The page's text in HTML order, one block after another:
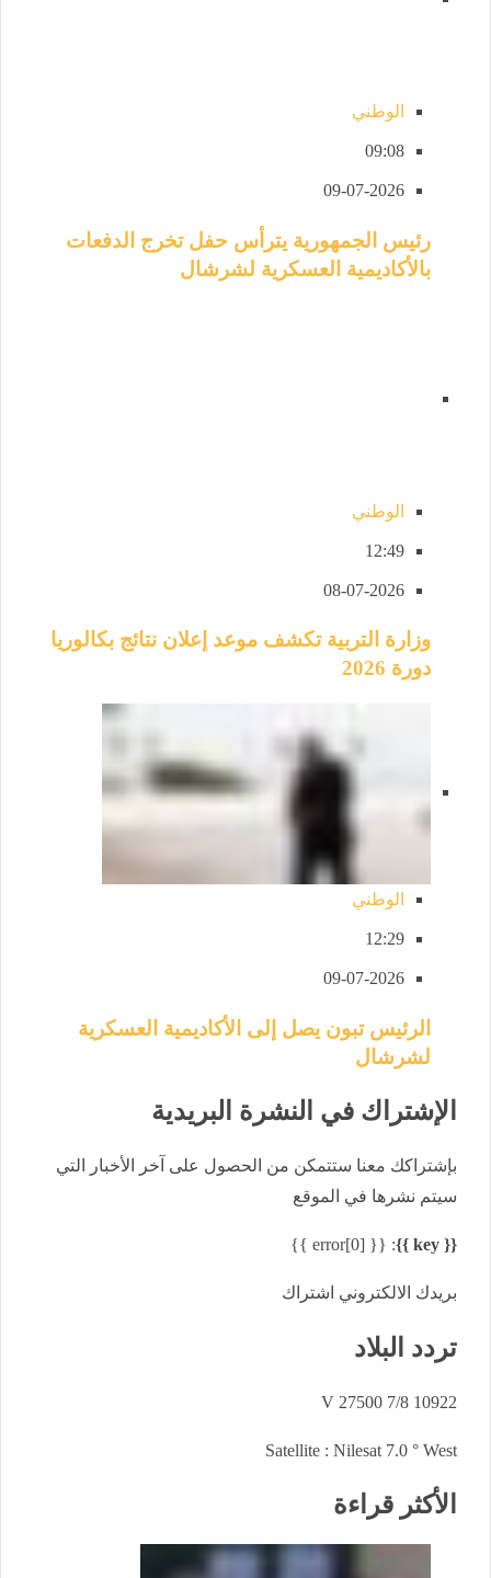
الوطني
09:08
09-07-2026
رئيس الجمهورية يترأس حفل تخرج الدفعات
بالأكاديمية العسكرية لشرشال
الوطني
12:49
08-07-2026
وزارة التربية تكشف موعد إعلان نتائج بكالوريا
دورة 2026
الوطني
12:29
09-07-2026
الرئيس تبون يصل إلى الأكاديمية العسكرية
لشرشال
الإشتراك في النشرة البريدية
بإشتراكك معنا ستتمكن من الحصول على آخر الأخبار التي
سيتم نشرها في الموقع
{{ key }}
: {{ error[0] }}
بريدك الالكتروني اشتراك
تردد البلاد
10922 V 27500 7/8
Satellite : Nilesat 7.0 ° West
الأكثر قراءة